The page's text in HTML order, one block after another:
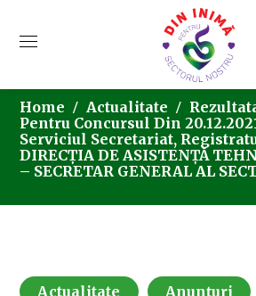
Home Actualitate
Pentru Concursul Din
Serviciul Secretariat,
DIRECȚIA DE ASISTENȚĂ
– SECRETAR GENERAL AL
Actualitate Anunțuri